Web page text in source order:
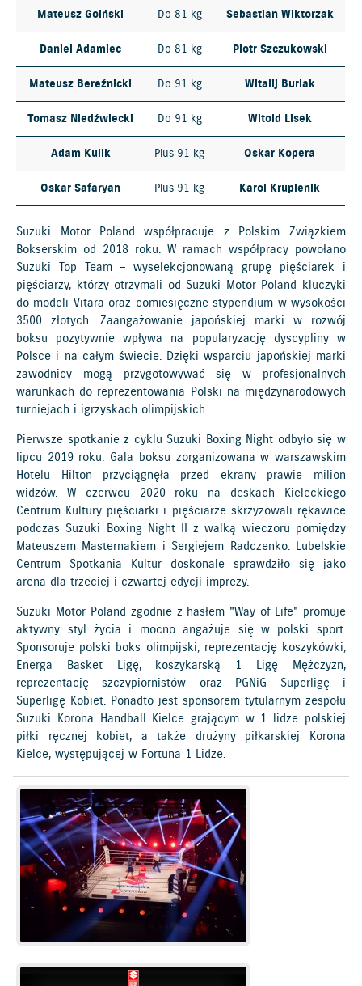
Mateusz Goiński Do 81 kg Sebastian Wiktorzak
Daniel Adamiec Do 81 kg Piotr Szczukowski
Mateusz Bereźnicki Do 91 kg Witalij Burlak
Tomasz Niedźwiecki Do 91 kg Witold Lisek
Adam Kulik Plus 91 kg Oskar Kopera
Oskar Safaryan Plus 91 kg Karol Krupienik
Suzuki Motor Poland współpracuje z Polskim Związkiem
Bokserskim od 2018 roku. W ramach współpracy powołano
Suzuki Top Team – wyselekcjonowaną grupę pięściarek i
pięściarzy, którzy otrzymali od Suzuki Motor Poland kluczyki
do modeli Vitara oraz comiesięczne stypendium w wysokości
3500 złotych. Zaangażowanie japońskiej marki w rozwój
boksu pozytywnie wpływa na popularyzację dyscypliny w
Polsce i na całym świecie. Dzięki wsparciu japońskiej marki
zawodnicy mogą przygotowywać się w profesjonalnych
warunkach do reprezentowania Polski na międzynarodowych
turniejach i igrzyskach olimpijskich.
Pierwsze spotkanie z cyklu Suzuki Boxing Night odbyło się w
lipcu 2019 roku. Gala boksu zorganizowana w warszawskim
Hotelu Hilton przyciągnęła przed ekrany prawie milion
widzów. W czerwcu 2020 roku na deskach Kieleckiego
Centrum Kultury pięściarki i pięściarze skrzyżowali rękawice
podczas Suzuki Boxing Night II z walką wieczoru pomiędzy
Mateuszem Masternakiem i Sergiejem Radczenko. Lubelskie
Centrum Spotkania Kultur doskonale sprawdziło się jako
arena dla trzeciej i czwartej edycji imprezy.
Suzuki Motor Poland zgodnie z hasłem "Way of Life" promuje
aktywny styl życia i mocno angażuje się w polski sport.
Sponsoruje polski boks olimpijski, reprezentację koszykówki,
Energa Basket Ligę, koszykarską 1 Ligę Mężczyzn,
reprezentację szczypiornistów oraz PGNiG Superligę i
Superligę Kobiet. Ponadto jest sponsorem tytularnym zespołu
Suzuki Korona Handball Kielce grającym w 1 lidze polskiej
piłki ręcznej kobiet, a także drużyny piłkarskiej Korona
Kielce, występującej w Fortuna 1 Lidze.